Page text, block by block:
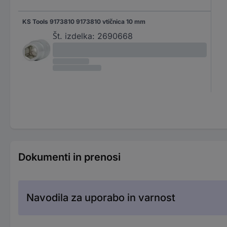
KS Tools 9173810 9173810 vtičnica 10 mm
Št. izdelka: 2690668
Dokumenti in prenosi
Navodila za uporabo in varnost